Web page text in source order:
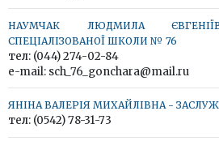
НАУМЧАК ЛЮДМИЛА
СПЕЦІАЛІЗОВАНОЇ ШКОЛИ № 76
тел: (044) 274-02-84
e-mail: sch_76_gonchara@mail.ru
ЯНІНА ВАЛЕРІЯ МИХАЙЛІВНА -
тел: (0542) 78-31-73